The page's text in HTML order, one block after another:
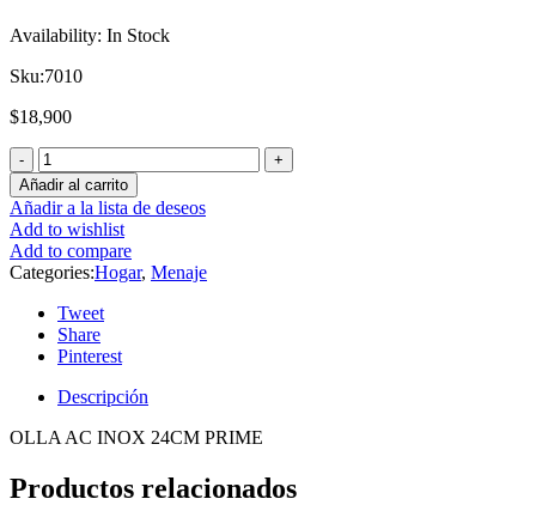
Availability: In Stock
Sku:7010
$18,900
Añadir al carrito
Añadir a la lista de deseos
Add to wishlist
Add to compare
Categories:Hogar, Menaje
Tweet
Share
Pinterest
Descripción
OLLA AC INOX 24CM PRIME
Productos relacionados